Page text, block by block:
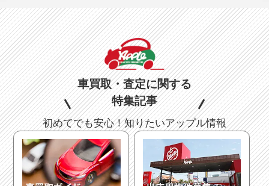
車買取・査定に関する
特集記事
初めてでも安心！知りたいアップル情報